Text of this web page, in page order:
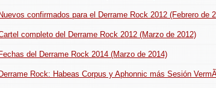
confirmados para el Derrame Rock 2012 (Febrero de
completo del Derrame Rock 2012 (Marzo de 2012)
del Derrame Rock 2014 (Marzo de 2014)
Rock: Habeas Corpus y Aphonnic más Sesión